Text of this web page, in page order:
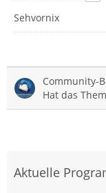
Sehvornix
Community-
Hat das
Aktuelle